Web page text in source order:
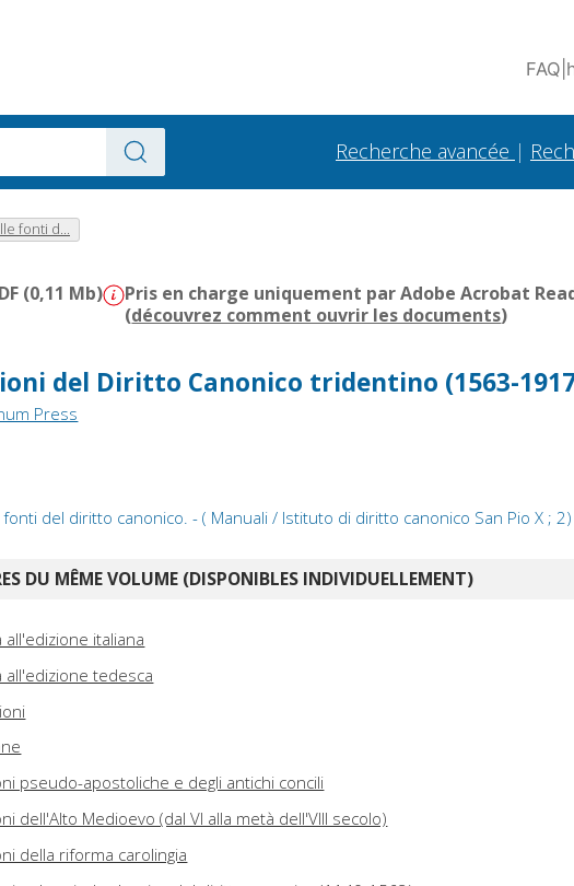
FAQ
Recherche avancée |
fonti d...
(0,11 Mb)
Pris en charge uniquement par Adobe Acrobat
(découvrez comment ouvrir les documents)
del Diritto Canonico tridentino (1563-
Press
del diritto canonico. - ( Manuali / Istituto di diritto canonico San Pio X ; 2)
DU MÊME VOLUME (DISPONIBLES INDIVIDUELLEMENT)
all'edizione italiana
all'edizione tedesca
pseudo-apostoliche e degli antichi concili
dell'Alto Medioevo (dal VI alla metà dell'VIII secolo)
della riforma carolingia